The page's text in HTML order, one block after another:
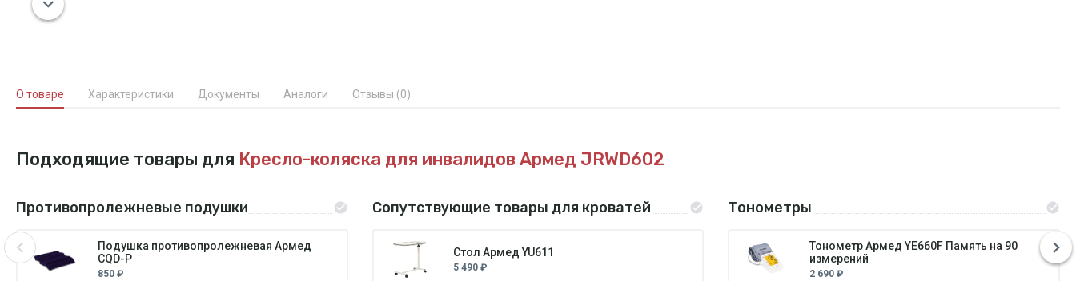
О товаре Характеристики Документы Аналоги Отзывы (0)
Подходящие товары для Кресло-коляска для инвалидов Армед JRWD602
Противопролежневые подушки
Подушка противопролежневая Армед
CQD-P
850 ₽
Сопутствующие товары для кроватей
Стол Армед YU611
5 490 ₽
Тонометры
Тонометр Армед YE660F Память на 90
измерений
2 690 ₽